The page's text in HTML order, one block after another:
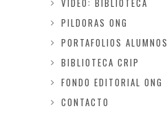
VIDEO: BIBLIOTECA
PILDORAS ONG
PORTAFOLIOS ALUMNOS
BIBLIOTECA CRIP
FONDO EDITORIAL ONG
CONTACTO